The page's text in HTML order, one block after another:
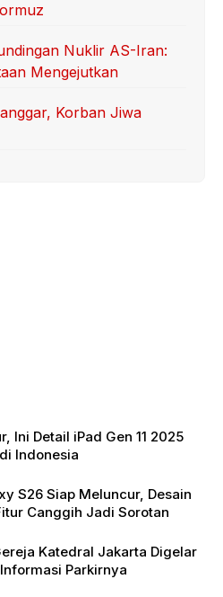
Nuklir AS-Iran:
Mengejutkan
Korban Jiwa
Ini Detail iPad Gen 11 2025
Indonesia
S26 Siap Meluncur, Desain
Canggih Jadi Sorotan
Katedral Jakarta Digelar
Parkirnya